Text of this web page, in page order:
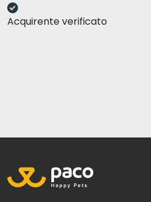
Acquirente verificato